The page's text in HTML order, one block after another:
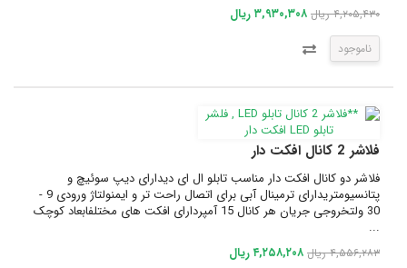
۴,۲۰۵,۴۳۰ ریال ۳,۹۳۰,۳۰۸ ریال
ناموجود
فلاشر 2 کانال افکت دار
فلاشر دو کانال افکت دار مناسب تابلو ال ای دیدارای دیپ سوئیچ و
پتانسیومتریدارای ترمینال آبی برای اتصال راحت تر و ایمنولتاژ ورودی 9 -
30 ولتخروجی جریان هر کانال 15 آمپردارای افکت های مختلفابعاد کوچک
...
۴,۵۵۶,۲۸۳ ریال ۴,۲۵۸,۲۰۸ ریال